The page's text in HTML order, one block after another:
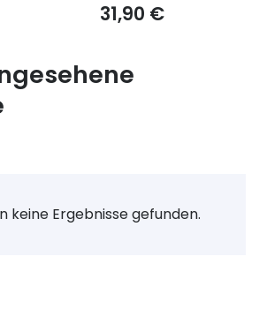
31,90€
keine Ergebnisse gefunden.